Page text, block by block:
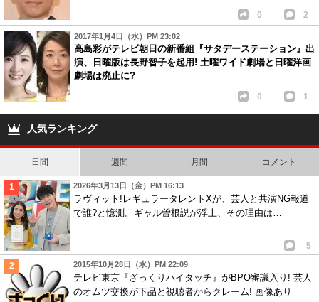
0 2
2017年1月4日（水）PM 23:02
高島彩がテレビ朝日の新番組『サタデーステーション』出
演、日曜版は長野智子を起用! 土曜ワイド劇場と日曜洋画
劇場は廃止に?
0 1
人気ランキング
日間 週間 月間 コメント
2026年3月13日（金）PM 16:13
ラヴィット!レギュラータレントXが、芸人と共演NG報道
で誰?と憶測。ギャル曽根説が浮上、その理由は…
5
2015年10月28日（水）PM 22:09
テレビ東京『ざっくりハイタッチ』がBPO審議入り! 芸人
のオムツ交換が下品と視聴者からクレーム! 画像あり